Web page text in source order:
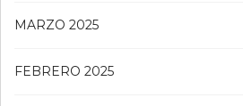
MARZO 2025
FEBRERO 2025